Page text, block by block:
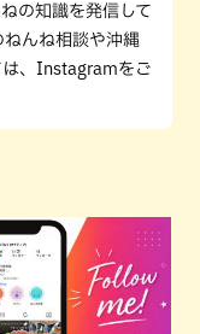
の知識を発信して
ねんね相談や沖縄
は、Instagramをご